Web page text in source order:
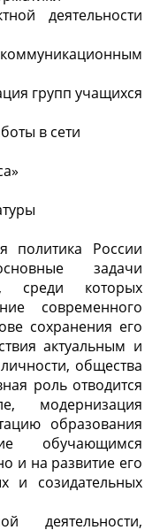
деятельности
групп учащихся
в сети
политика России
задачи
среди которых
современного
сохранения его
актуальным и
общества
роль отводится
модернизация
образования
обучающимся
и на развитие его
и созидательных
деятельности,